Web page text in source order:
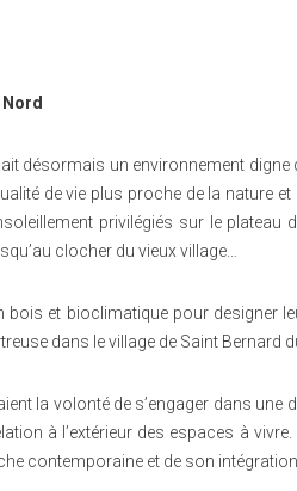
désormais un environnement
de vie plus proche de la nature
privilégiés sur le
clocher du vieux village…
bois et bioclimatique pour designer
dans le village de Saint Bernard
la volonté de s’engager dans
à l’extérieur des espaces à
contemporaine et de son